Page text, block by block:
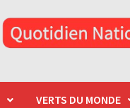
VERTS DU MONDE